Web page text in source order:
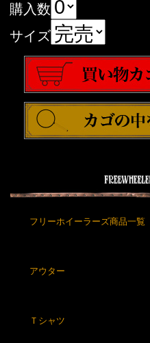
購入数
サイズ
フリーホイーラーズ商品一覧
アウター
Ｔシャツ